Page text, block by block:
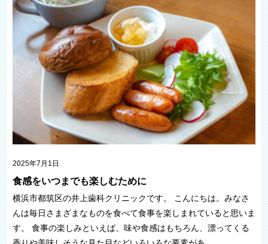
2025年7月1日
食感をいつまでも楽しむために
横浜市都筑区の井上歯科クリニックです。 こんにちは。みなさ
んは毎日さまざまなものを食べて食事を楽しまれていると思いま
す。 食事の楽しみといえば、味や食感はもちろん、漂ってくる